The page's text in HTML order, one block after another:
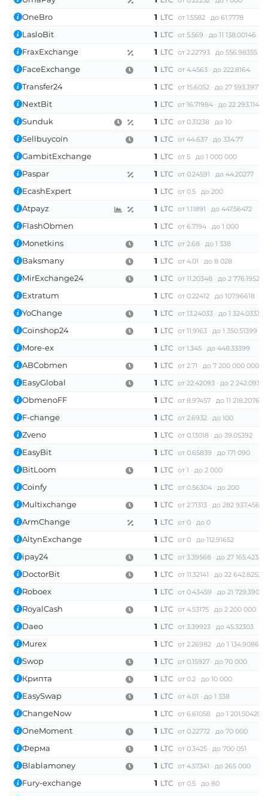
OneBro 1 LTC от 1.5582 до 61.7778
LasloBit 1 LTC от 5.569 до 11 138.00146
FraxExchange 1 LTC от 2.22793 до 556.98355
FaceExchange 1 LTC от 4.4563 до 222.8164
Transfer24 1 LTC от 15.6052 до 27 593.3971
NextBit 1 LTC от 16.71984 до 22 293.11433
Sunduk 1 LTC от 0.31238 до 10
Sellbuycoin 1 LTC от 44.637 до 334.77
GambitExchange 1 LTC от 5 до 1 000 000
Paspar 1 LTC от 0.24591 до 44.20277
EcashExpert 1 LTC от 0.5 до 200
Atpayz 1 LTC от 1.11891 до 447.56472
FlashObmen 1 LTC от 6.7194 до 1 000
Monetkins 1 LTC от 2.68 до 1 338
Baksmany 1 LTC от 4.01 до 8 028
MirExchange24 1 LTC от 11.20348 до 2 776.19521
Extratum 1 LTC от 0.22412 до 107.96618
YoChange 1 LTC от 13.24033 до 1 324.03332
Coinshop24 1 LTC от 11.9163 до 1 350.51399
More-ex 1 LTC от 1.345 до 448.33399
ABCobmen 1 LTC от 2.71 до 7 200 000 000
EasyGlobal 1 LTC от 22.42093 до 2 242.093
ObmenoFF 1 LTC от 8.97457 до 11 218.2076
F-change 1 LTC от 2.6932 до 100
Zveno 1 LTC от 0.13018 до 39.05392
EasyBit 1 LTC от 0.65839 до 171 090
BitLoom 1 LTC от 1 до 2 000
Coinfy 1 LTC от 0.56304 до 200
Multixchange 1 LTC от 2.71313 до 282 937.45668
ArmChange 1 LTC от 0 до 0
AltynExchange 1 LTC от 0 до 112.91652
ipay24 1 LTC от 3.39568 до 27 165.42385
DoctorBit 1 LTC от 11.32141 до 22 642.82528
Roboex 1 LTC от 0.43459 до 21 729.39068
RoyalCash 1 LTC от 4.53175 до 2 200 000
Daeo 1 LTC от 3.39923 до 45.32303
Murex 1 LTC от 2.26982 до 1 134.90861
Swop 1 LTC от 0.15927 до 70 000
Крипта 1 LTC от 0.2 до 10 000
EasySwap 1 LTC от 4.01 до 1 338
ChangeNow 1 LTC от 6.61058 до 1 201.50429
OneMoment 1 LTC от 0.22772 до 70 000
Ферма 1 LTC от 0.3425 до 700 051
Blablamoney 1 LTC от 4.57341 до 265 000
Fury-exchange 1 LTC от 0.5 до 80